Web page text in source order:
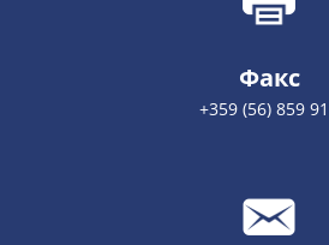
Факс
+359 (56) 859